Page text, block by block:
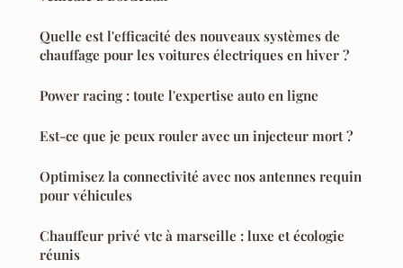
Quelle est l'efficacité des nouveaux systèmes de
chauffage pour les voitures électriques en hiver ?
Power racing : toute l'expertise auto en ligne
Est-ce que je peux rouler avec un injecteur mort ?
Optimisez la connectivité avec nos antennes requin
pour véhicules
Chauffeur privé vtc à marseille : luxe et écologie
réunis